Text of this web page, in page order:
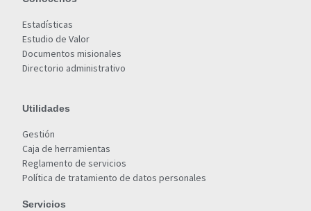
Estadísticas
Estudio de Valor
Documentos misionales
Directorio administrativo
Utilidades
Gestión
Caja de herramientas
Reglamento de servicios
Política de tratamiento de datos personales
Servicios